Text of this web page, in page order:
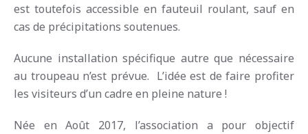
est toutefois accessible en fauteuil roulant, sauf en
cas de précipitations soutenues.
Aucune installation spécifique autre que nécessaire
au troupeau n’est prévue. L’idée est de faire profiter
les visiteurs d’un cadre en pleine nature !
Née en Août 2017, l’association a pour objectif